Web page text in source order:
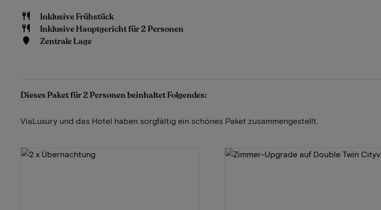
Inklusive Frühstück
Inklusive Hauptgericht für 2 Personen
Zentrale Lage
Dieses Paket für 2 Personen beinhaltet Folgendes:
ViaLuxury und das Hotel haben sorgfältig ein schönes Paket zusammengestellt.